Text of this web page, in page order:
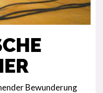
Bewunderung